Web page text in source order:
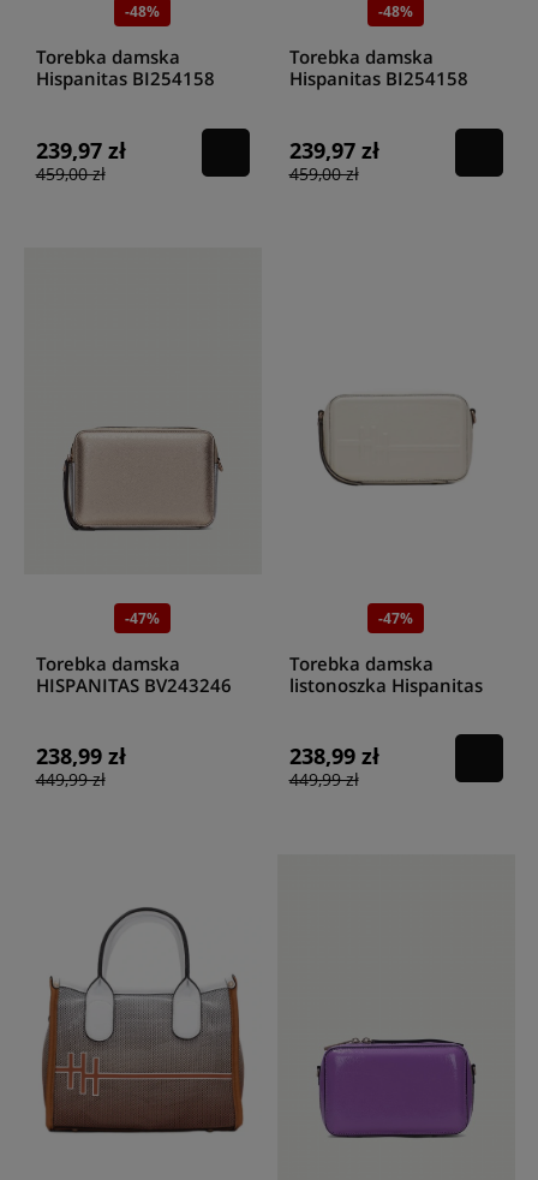
-48%
Torebka damska
Hispanitas BI254158
239,97 zł
459,00 zł
-48%
Torebka damska
Hispanitas BI254158
239,97 zł
459,00 zł
-47%
Torebka damska
HISPANITAS BV243246
238,99 zł
449,99 zł
-47%
Torebka damska
listonoszka Hispanitas
238,99 zł
449,99 zł